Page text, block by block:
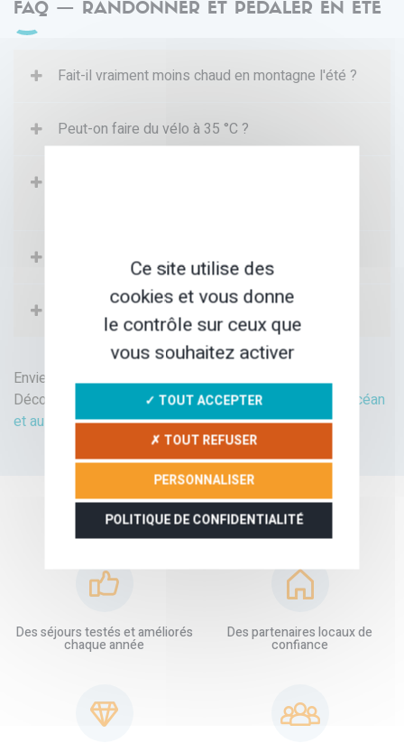
FAQ — RANDONNER ET PÉDALER EN ÉTÉ
Fait-il vraiment moins chaud en montagne l'été ?
Peut-on faire du vélo à 35 °C ?
Comment reconnaître un coup de chaleur ?
Combien faut-il boire lors d'une sortie estivale ?
Envie de mettre ces conseils en pratique cet été ?
Découvrez
nos itinérances en montagne, au bord de l'océan
et au fil des canaux
NOS GARANTIES
Des séjours testés et améliorés
chaque année
Des partenaires locaux de
confiance
Ce site utilise des
cookies et vous donne
le contrôle sur ceux que
vous souhaitez activer
✓ TOUT ACCEPTER
✗ TOUT REFUSER
PERSONNALISER
POLITIQUE DE CONFIDENTIALITÉ